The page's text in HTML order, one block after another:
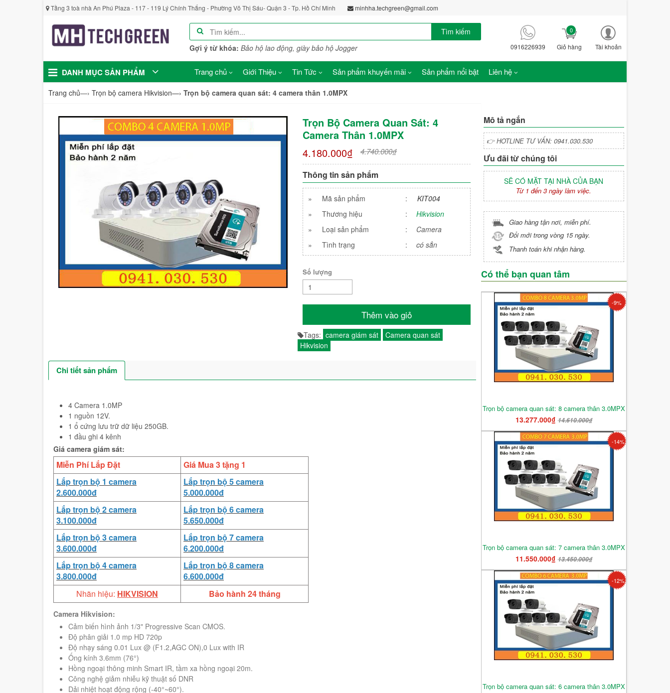
Tầng 3 toà nhà An Phú Plaza - 117 - 119 Lý Chính Thắng - Phường Võ Thị Sáu- Quận 3 - Tp. Hồ Chí Minh minhha.techgreen@gmail.com
Tìm kiếm
Gợi ý từ khóa: Bảo hộ lao động, giày bảo hộ Jogger 0916226939 Giỏ hàng
0
Tài khoản
DANH MỤC SẢN PHẨM Trang chủ Giới Thiệu Tin Tức Sản phẩm khuyến mãi Sản phẩm nổi bật Liên hệ
Trang chủ—› Trọn bộ camera Hikvision—› Trọn bộ camera quan sát: 4 camera thân 1.0MPX
Trọn Bộ Camera Quan Sát: 4
Camera Thân 1.0MPX
4.180.000₫
4.740.000₫
Thông tin sản phẩm
» Mã sản phẩm :
KIT004
»
Thương hiệu :
Hikvision
»
Loại sản phẩm :
Camera
»
Tình trạng : có sẳn
Số lượng
Thêm vào giỏ
Tags: camera giám sát
Camera quan sát
Hikvision
Chi tiết sản phẩm
4 Camera 1.0MP
1 nguồn 12V.
1 ổ cứng lưu trữ dữ liệu 250GB.
1 đầu ghi 4 kênh
Giá camera giám sát:
Miễn Phí Lắp Đặt
Giá Mua 3 tặng 1
Lắp trọn bộ 1 camera
2.600.000đ
Lắp trọn bộ 5 camera
5.000.000đ
Lắp trọn bộ 2 camera
3.100.000đ
Lắp trọn bộ 6 camera
5.650.000đ
Lắp trọn bộ 3 camera
3.600.000đ
Lắp trọn bộ 7 camera
6.200.000đ
Lắp trọn bộ 4 camera
3.800.000đ
Lắp trọn bộ 8 camera
6.600.000đ
Nhãn hiệu: HIKVISION Bảo hành 24 tháng
Camera Hikvision:
Cảm biến hình ảnh 1/3" Progressive Scan CMOS.
Độ phân giải 1.0 mp HD 720p
Độ nhạy sáng 0.01 Lux @ (F1.2,AGC ON),0 Lux with IR
Ống kính 3.6mm (76°)
Hồng ngoại thông minh Smart IR, tầm xa hồng ngoại 20m.
Công nghệ giảm nhiễu kỹ thuật số DNR
Dải nhiệt hoạt động rộng (-40°~60°).
Mô tả ngắn
👉 HOTLINE TƯ VẤN: 0941.030.530
Ưu đãi từ chúng tôi
SẼ CÓ MẶT TẠI NHÀ CỦA BẠN
Từ 1 đến 3 ngày làm việc.
Giao hàng tận nơi, miễn phí.
Đổi mới trong vòng 15 ngày.
Thanh toán khi nhận hàng.
Có thể bạn quan tâm
-9%
Trọn bộ camera quan sát: 8 camera thân 3.0MPX
13.277.000₫14.610.000₫
-14%
Trọn bộ camera quan sát: 7 camera thân 3.0MPX
11.550.000₫13.450.000₫
-12%
Trọn bộ camera quan sát: 6 camera thân 3.0MPX